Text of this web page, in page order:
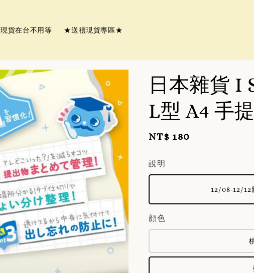
現貨在台不用等 ★送禮現貨專區★
日本雜貨 I
L型 A4 手
Regular
NT$ 180
說明
12/08-12/12
顔色